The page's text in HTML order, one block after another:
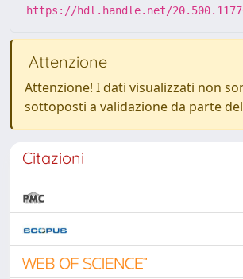
https://hdl.handle.net/
Attenzione
Attenzione! I dati visualizzati non
sottoposti a validazione da parte
Citazioni